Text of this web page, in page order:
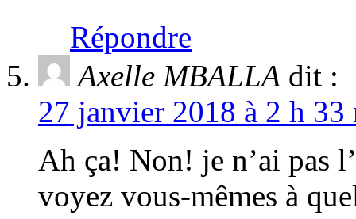
Répondre
Axelle MBALLA dit :
27 janvier 2018 à 2 h
Ah ça! Non! je n’ai pas
voyez vous-mêmes à